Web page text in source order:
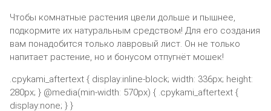
Чтобы комнатные растения цвели дольше и пышнее,
подкормите их натуральным средством! Для его создания
вам понадобится только лавровый лист. Он не только
напитает растение, но и бонусом отпугнёт мошек!
.cpykami_aftertext { display:inline-block; width: 336px; height:
280px; } @media(min-width: 570px) { .cpykami_aftertext {
display:none; } }